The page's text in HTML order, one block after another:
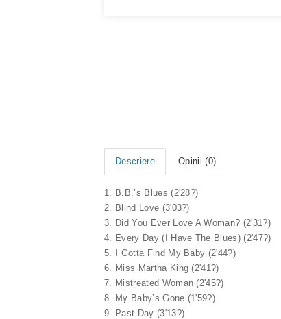
Descriere Opinii (0)
1. B.B.’s Blues (2'28?)
2. Blind Love (3'03?)
3. Did You Ever Love A Woman? (2'31?)
4. Every Day (I Have The Blues) (2'47?)
5. I Gotta Find My Baby (2'44?)
6. Miss Martha King (2'41?)
7. Mistreated Woman (2'45?)
8. My Baby’s Gone (1'59?)
9. Past Day (3'13?)